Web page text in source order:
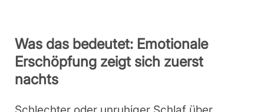
Was das bedeutet: Emotionale
Erschöpfung zeigt sich zuerst
nachts